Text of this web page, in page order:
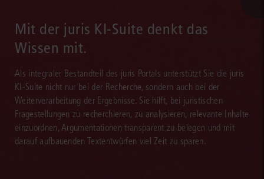
Mit der juris KI-Suite denkt das
Wissen mit.
Als integraler Bestandteil des juris Portals unterstützt Sie die juris
KI-Suite nicht nur bei der Recherche, sondern auch bei der
Weiterverarbeitung der Ergebnisse. Sie hilft, bei juristischen
Fragestellungen zu recherchieren, zu analysieren, relevante Inhalte
einzuordnen, Argumentationen transparent zu belegen und mit
darauf aufbauenden Textentwürfen viel Zeit zu sparen.